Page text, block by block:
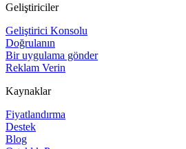
Geliştiriciler
Geliştirici Konsolu
Doğrulanın
Bir uygulama gönder
Reklam Verin
Kaynaklar
Fiyatlandırma
Destek
Blog